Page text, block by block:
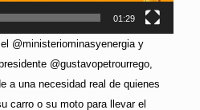
01:29
@ministeriominasyenergia y
@gustavopetrourrego,
a una necesidad real de quienes
carro o su moto para llevar el